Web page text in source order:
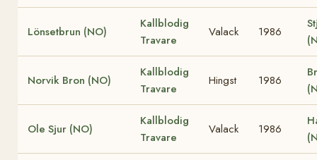
Lönsetbrun (NO)
Kallblodig
Travare
Valack 1986
Norvik Bron (NO)
Kallblodig
Travare
Hingst 1986
Ole Sjur (NO)
Kallblodig
Travare
Valack 1986